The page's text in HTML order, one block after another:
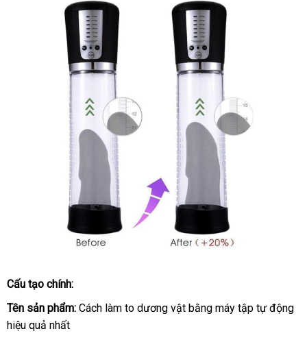
Bigger
Man
–
Cấu tạo chính:
Tên sản phẩm: Cách làm to dương vật bằng máy tập tự động
hiệu quả nhất